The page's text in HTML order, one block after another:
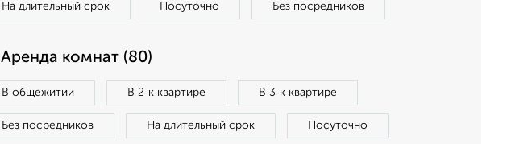
На длительный срок Посуточно Без посредников
Аренда комнат (80)
В общежитии В 2‑к квартире В 3‑к квартире
Без посредников На длительный срок Посуточно